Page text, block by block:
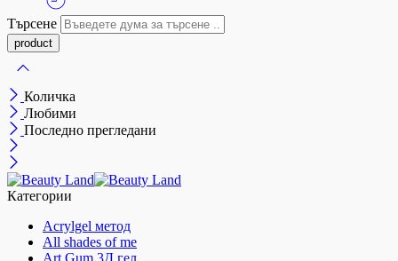
Търсене
Количка
Любими
Последно прегледани
Категории
Acrylgel метод
All shades of me